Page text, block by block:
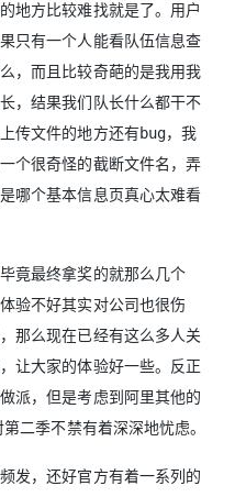
地方比较难找就是了。用户
只有一个人能看队伍信息查
，而且比较奇葩的是我用我
，结果我们队长什么都干不
传文件的地方还有bug，我
个很奇怪的截断文件名，弄
哪个基本信息页真心太难看
竟最终拿奖的就那么几个
验不好其实对公司也很伤
那么现在已经有这么多人关
让大家的体验好一些。反正
派，但是考虑到阿里其他的
二季不禁有着深深地忧虑。
发，还好官方有着一系列的